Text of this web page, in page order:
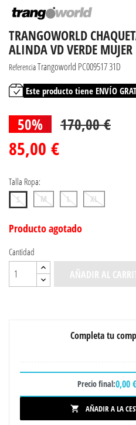
TRANGOWORLD
ALINDA VD VERDE MUJER
ReferenciaTrangoworld PC009517 31D
Este producto tiene ENVÍO
50% 170,00 €
85,00 €
Talla Ropa:
S M L XL
Producto agotado
Cantidad
AÑADIR AL
Completa tu
Precio final:0,00 €
 AÑADIR A LA